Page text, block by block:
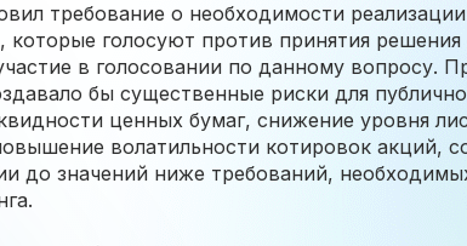
требование о необходимости
которые голосуют против принятия решения
в голосовании по данному вопросу.
бы существенные риски для
ценных бумаг, снижение уровня
волатильности котировок акций,
до значений ниже требований,